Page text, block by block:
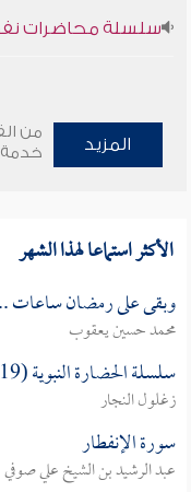
سلسلة محاضرات نفحات
المزيد
من
خدمة
الأكثر استماعا لهذا الشهر
وبقى على رمضان ساعات
محمد حسين يعقوب
سلسلة الحضارة النبوية (19) - الخَلقُ من الرزق
زغلول النجار
سورة الإنفطار
عبد الرشيد بن الشيخ علي صوفي